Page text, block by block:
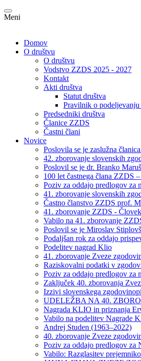
Meni
Domov
O društvu
O društvu
Vodstvo ZZDS 2025 - 2027
Kontakt
Akti društva
Statut društva
Pravilnik o
Predsedniki društva
Članice ZZDS
Častni člani
Novice
Poslovila se je zaslužna
42. zborovanje slovenskih
Poslovil se je dr. Branko
100 let častnega člana ZZDS
Poziv za oddajo predlogov za
41. zborovanje slovenskih
Častno članstvo ZZDS prof.
41. zborovanje ZZDS -
Vabilo na 41. zborovanje
Poslovil se je Miroslav
Podaljšan rok za oddajo
Podelitev nagrad Klio
41. zborovanje Zveze
Raziskovalni podatki v
Poziv za oddajo predlogov za
Zaključek 40. zborovanja
Izzivi slovenskega
UDELEŽBA NA 40.
Nagrada KLIO in priznanja
Vabilo na podelitev Nagrade
Andrej Studen (1963–2022)
40. zborovanje Zveze
Poziv za oddajo predlogov za
Vabilo: Razglasitev